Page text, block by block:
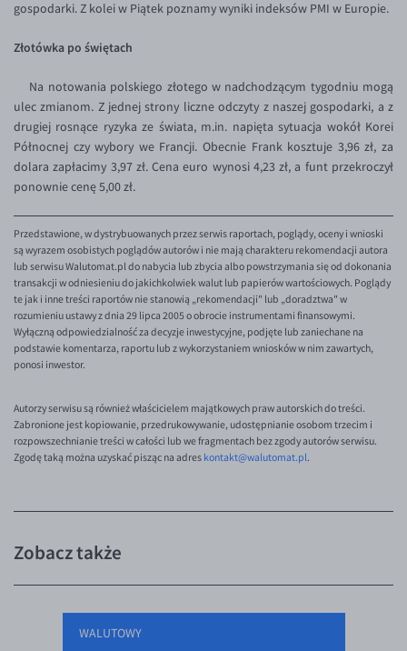
EUR/DKK
EUR/NOK
EUR/AUD
EUR/BGN
EUR/CAD
EUR/CNY
EUR/HUF
EUR/ILS
EUR/JPY
EUR/NZD
EUR/SGD
EUR/TRY
EUR/ZAR
GBP/CHF
gospodarki. Z kolei w Piątek poznamy wyniki indeksów PMI w Europie.
Złotówka po świętach
Na notowania polskiego złotego w nadchodzącym tygodniu mogą
ulec zmianom. Z jednej strony liczne odczyty z naszej gospodarki, a z
drugiej rosnące ryzyka ze świata, m.in. napięta sytuacja wokół Korei
Północnej czy wybory we Francji. Obecnie Frank kosztuje 3,96 zł, za
dolara zapłacimy 3,97 zł. Cena euro wynosi 4,23 zł, a funt przekroczył
ponownie cenę 5,00 zł.
Przedstawione, w dystrybuowanych przez serwis raportach, poglądy, oceny i wnioski
są wyrazem osobistych poglądów autorów i nie mają charakteru rekomendacji autora
lub serwisu Walutomat.pl do nabycia lub zbycia albo powstrzymania się od dokonania
transakcji w odniesieniu do jakichkolwiek walut lub papierów wartościowych. Poglądy
te jak i inne treści raportów nie stanowią „rekomendacji" lub „doradztwa" w
rozumieniu ustawy z dnia 29 lipca 2005 o obrocie instrumentami finansowymi.
Wyłączną odpowiedzialność za decyzje inwestycyjne, podjęte lub zaniechane na
podstawie komentarza, raportu lub z wykorzystaniem wniosków w nim zawartych,
ponosi inwestor.
Autorzy serwisu są również właścicielem majątkowych praw autorskich do treści.
Zabronione jest kopiowanie, przedrukowywanie, udostępnianie osobom trzecim i
rozpowszechnianie treści w całości lub we fragmentach bez zgody autorów serwisu.
Zgodę taką można uzyskać pisząc na adres kontakt@walutomat.pl.
Zobacz także
WALUTOWY